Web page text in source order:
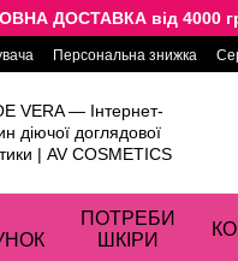
ДОСТАВКА від 4000
Персональна знижка
ПОТРЕБИ
ШКІРИ